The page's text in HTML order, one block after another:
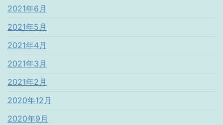
2021年6月
2021年5月
2021年4月
2021年3月
2021年2月
2020年12月
2020年9月